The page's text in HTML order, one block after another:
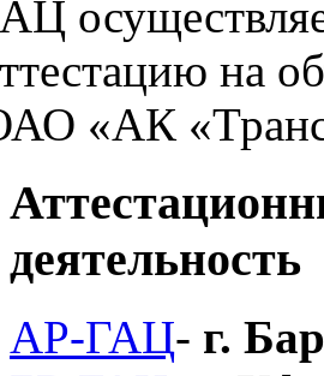
деятельность
АР-ГАЦ- г.